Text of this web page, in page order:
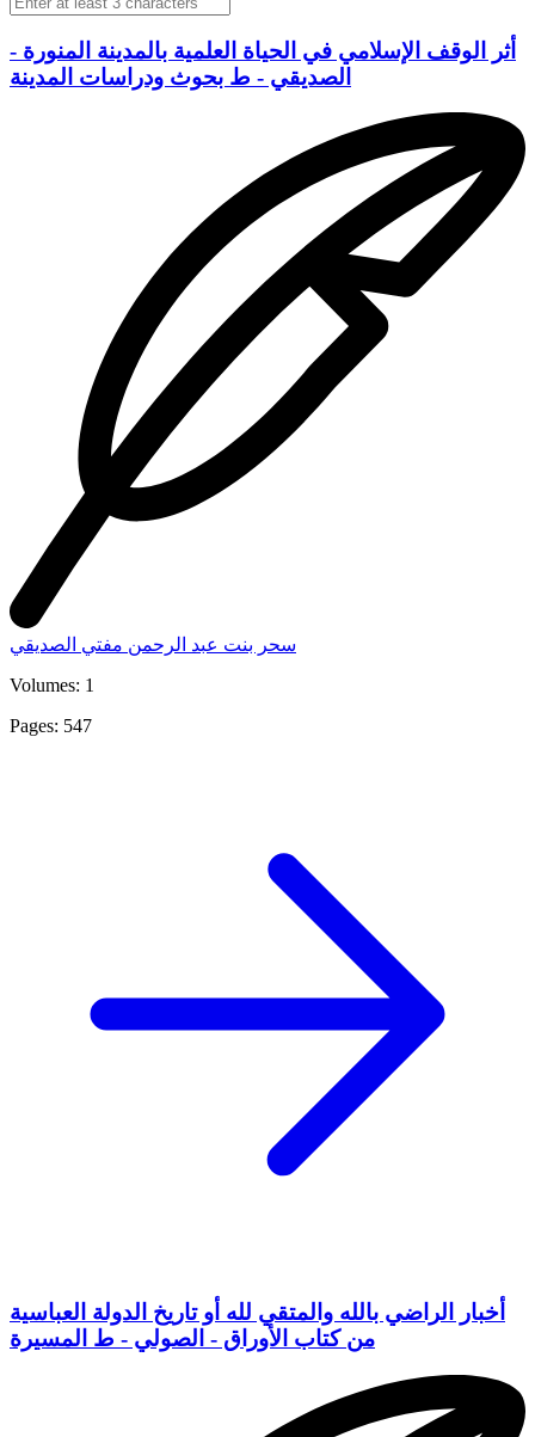
أثر الوقف الإسلامي في الحياة العلمية بالمدينة المنورة -
الصديقي - ط بحوث ودراسات المدينة
سحر بنت عبد الرحمن مفتي الصديقي
Volumes: 1
Pages: 547
أخبار الراضي بالله والمتقي لله أو تاريخ الدولة العباسية
من كتاب الأوراق - الصولي - ط المسيرة